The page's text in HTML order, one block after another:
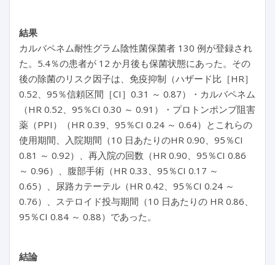
結果
カルバペネム耐性グラム陰性菌保菌者 130 例が登録され
た。5.4％の患者が 12 か月後も保菌状態にあった。その
後の除菌のリスク因子は、免疫抑制（ハザード比［HR］
0.52、95％信頼区間［CI］0.31 ～ 0.87）・カルバペネム
（HR 0.52、95％CI 0.30 ～ 0.91）・プロトンポンプ阻害
薬（PPI）（HR 0.39、95％CI 0.24 ～ 0.64）とこれらの
使用期間、入院期間（10 日あたりのHR 0.90、95％CI
0.81 ～ 0.92）、再入院の回数（HR 0.90、95％CI 0.86
～ 0.96）、腹部手術（HR 0.33、95％CI 0.17 ～
0.65）、尿路カテーテル（HR 0.42、95％CI 0.24 ～
0.76）、ステロイド投与期間（10 日あたりの HR 0.86、
95％CI 0.84 ～ 0.88）であった。
結論